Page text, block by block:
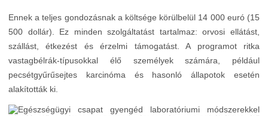
Ennek a teljes gondozásnak a költsége körülbelül 14 000 euró (15
500 dollár). Ez minden szolgáltatást tartalmaz: orvosi ellátást,
szállást, étkezést és érzelmi támogatást. A programot ritka
vastagbélrák-típusokkal élő személyek számára, például
pecsétgyűrűsejtes karcinóma és hasonló állapotok esetén
alakították ki.